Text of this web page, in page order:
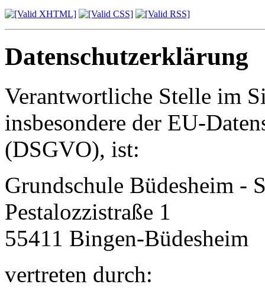
Datenschutzerklärung
Verantwortliche Stelle im
insbesondere der EU-
(DSGVO), ist:
Grundschule Büdesheim -
Pestalozzistraße 1
55411 Bingen-Büdesheim
vertreten durch: